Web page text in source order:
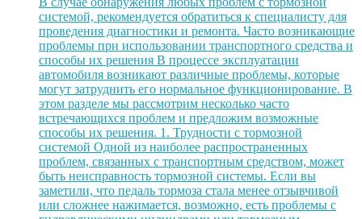
системой, рекомендуется обратиться к специалисту для
проведения диагностики и ремонта. Часто возникающие
проблемы при использовании транспортного средства и
способы их решения В процессе эксплуатации
автомобиля возникают различные проблемы, которые
могут затруднить его нормальное функционирование. В
этом разделе мы рассмотрим несколько часто
встречающихся проблем и предложим возможные
способы их решения. 1. Трудности с тормозной
системой Одной из наиболее распространенных
проблем, связанных с транспортным средством, может
быть неисправность тормозной системы. Если вы
заметили, что педаль тормоза стала менее отзывчивой
или сложнее нажимается, возможно, есть проблемы с